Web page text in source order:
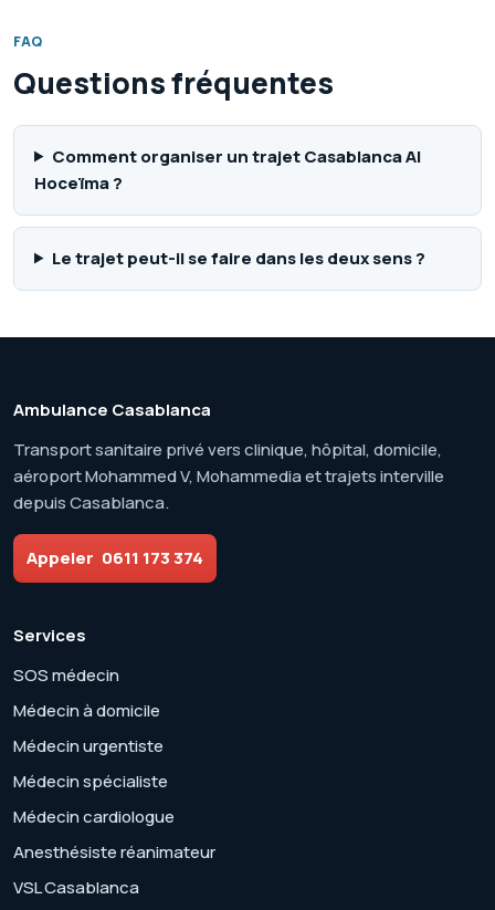
FAQ
Questions fréquentes
Comment organiser un trajet Casablanca Al
Hoceïma ?
Le trajet peut-il se faire dans les deux sens ?
Ambulance Casablanca
Transport sanitaire privé vers clinique, hôpital, domicile,
aéroport Mohammed V, Mohammedia et trajets interville
depuis Casablanca.
Appeler 0611 173 374
Services
SOS médecin
Médecin à domicile
Médecin urgentiste
Médecin spécialiste
Médecin cardiologue
Anesthésiste réanimateur
VSL Casablanca